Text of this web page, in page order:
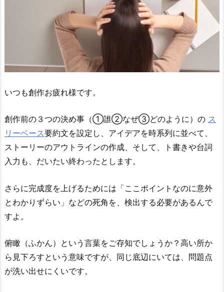
いつも創作お疲れ様です。
創作前の３つの決め事（①誰②なぜ③どのように）の ス
リーベース要約文を設定し、アイデアを時系列に並べて、
ストーリーのアウトラインの作成、そして、ト書きや台詞
入力も、だいたい終わったとします。
さらに完成度を上げるためには「ここポイントなのに意外
とわかりずらい」などの死角を、検出する必要があるんで
すよ。
俯瞰（ふかん）という言葉をご存知でしょうか？高い所か
ら見下ろすという意味ですが、同じ底辺にいては、問題点
が洗い出せにくいです。